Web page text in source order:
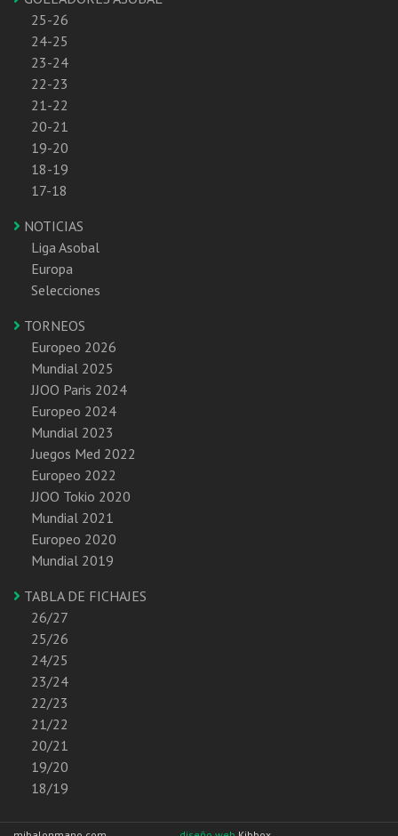
25-26
24-25
23-24
22-23
21-22
20-21
19-20
18-19
17-18
NOTICIAS
Liga Asobal
Europa
Selecciones
TORNEOS
Europeo 2026
Mundial 2025
JJOO Paris 2024
Europeo 2024
Mundial 2023
Juegos Med 2022
Europeo 2022
JJOO Tokio 2020
Mundial 2021
Europeo 2020
Mundial 2019
TABLA DE FICHAJES
26/27
25/26
24/25
23/24
22/23
21/22
20/21
19/20
18/19